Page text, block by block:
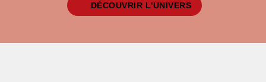
DÉCOUVRIR L'UNIVERS